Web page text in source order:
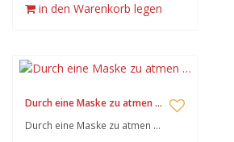
in den Warenkorb legen
Durch eine Maske zu atmen …
Durch eine Maske zu atmen …